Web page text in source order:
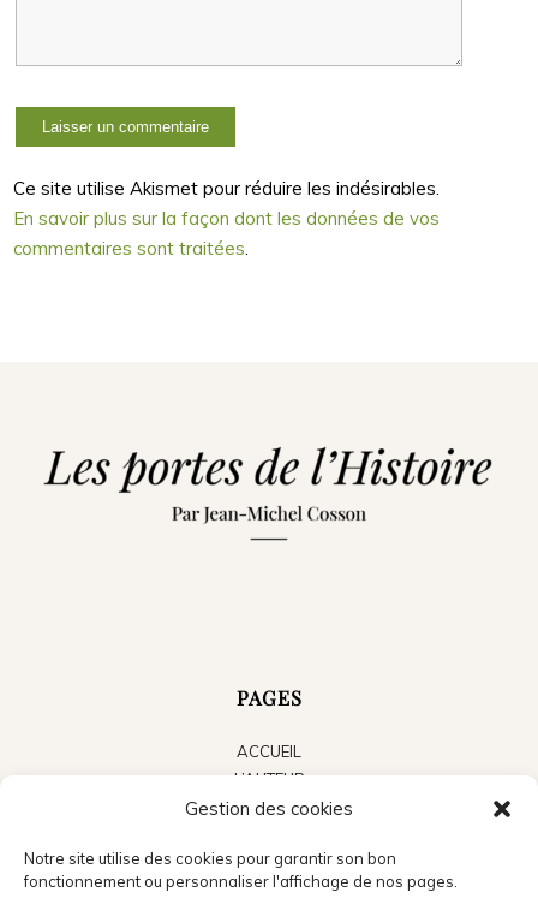
Gestion des cookies
Notre site utilise des cookies pour garantir son bon
fonctionnement ou personnaliser l'affichage de nos pages.
Ce site utilise Akismet pour réduire les indésirables.
En savoir plus sur la façon dont les données de vos
commentaires sont traitées
PAGES
ACCUEIL
L’AUTEUR
LES LIVRES
ACTUALITÉS
PRESSE